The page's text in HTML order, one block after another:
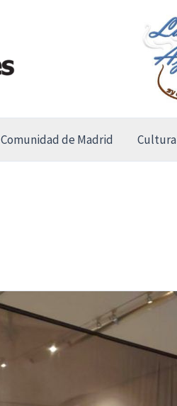
Comunidad de Madrid Cultura